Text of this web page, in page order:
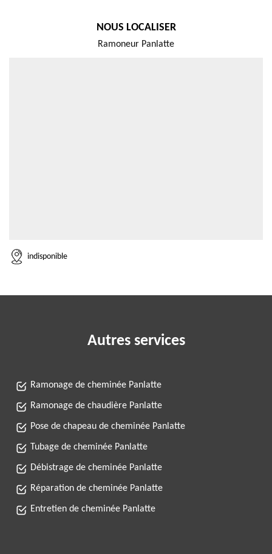
NOUS LOCALISER
Ramoneur Panlatte
indisponible
Autres services
Ramonage de cheminée Panlatte
Ramonage de chaudière Panlatte
Pose de chapeau de cheminée Panlatte
Tubage de cheminée Panlatte
Débistrage de cheminée Panlatte
Réparation de cheminée Panlatte
Entretien de cheminée Panlatte